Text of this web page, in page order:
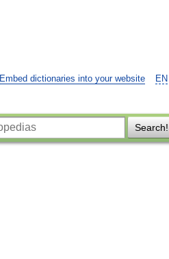
EN
Embed dictionaries into your website
Search!